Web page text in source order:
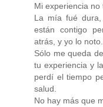
Mi experiencia no
La mía fué
están contigo
atrás, y yo lo
Sólo me queda
tu experiencia y
perdí el tiempo
salud.
No hay más que